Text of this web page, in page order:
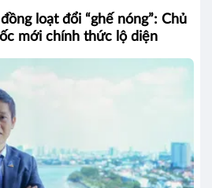
loạt đổi “ghế nóng”: Chủ
mới chính thức lộ diện